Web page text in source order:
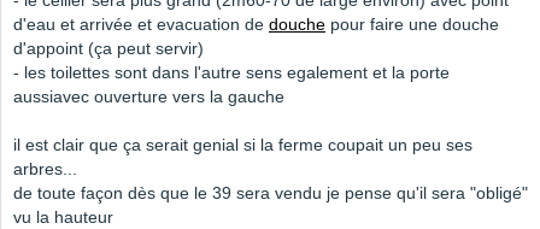
d'eau et arrivée et evacuation de douche pour faire une douche
d'appoint (ça peut servir)
- les toilettes sont dans l'autre sens egalement et la porte
aussiavec ouverture vers la gauche
il est clair que ça serait genial si la ferme coupait un peu ses
arbres...
de toute façon dès que le 39 sera vendu je pense qu'il sera "obligé"
vu la hauteur